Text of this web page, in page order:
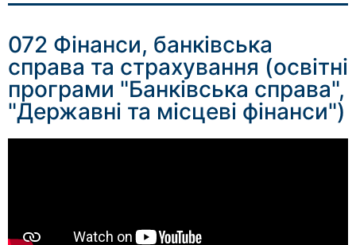
072 Фінанси, банківська
справа та страхування (освітні
програми "Банківська справа",
"Державні та місцеві фінанси")